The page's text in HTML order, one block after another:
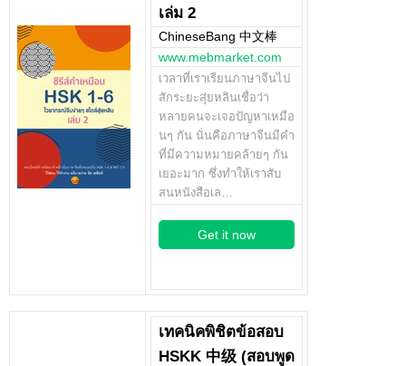
เล่ม 2
ChineseBang 中文棒
www.mebmarket.com
เวลาที่เราเรียนภาษาจีนไป
สักระยะสุ่ยหลินเชื่อว่า
หลายคนจะเจอปัญหาเหมือ
นๆ กัน นั่นคือภาษาจีนมีคำ
ที่มีความหมายคล้ายๆ กัน
เยอะมาก ซึ่งทำให้เราสับ
สนหนังสือเล…
Get it now
เทคนิคพิชิตข้อสอบ
HSKK 中级 (สอบพูด